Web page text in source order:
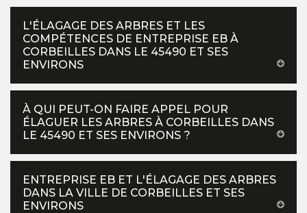
L'ÉLAGAGE DES ARBRES ET LES
COMPÉTENCES DE ENTREPRISE EB À
CORBEILLES DANS LE 45490 ET SES
ENVIRONS
À QUI PEUT-ON FAIRE APPEL POUR
ÉLAGUER LES ARBRES À CORBEILLES DANS
LE 45490 ET SES ENVIRONS ?
ENTREPRISE EB ET L'ÉLAGAGE DES ARBRES
DANS LA VILLE DE CORBEILLES ET SES
ENVIRONS